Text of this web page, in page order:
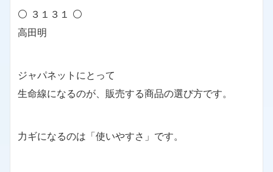
⚪ ３１３１ ⚪
高田明
ジャパネットにとって
生命線になるのが、販売する商品の選び方です。
力ギになるのは「使いやすさ」です。